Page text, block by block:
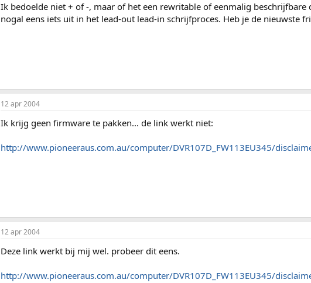
Ik bedoelde niet + of -, maar of het een rewritable of eenmalig beschrijfbare
nogal eens iets uit in het lead-out lead-in schrijfproces. Heb je de nieuwste
12 apr 2004
Ik krijg geen firmware te pakken... de link werkt niet:
http://www.pioneeraus.com.au/computer/DVR107D_FW113EU345/
12 apr 2004
Deze link werkt bij mij wel. probeer dit eens.
http://www.pioneeraus.com.au/computer/DVR107D_FW113EU345/